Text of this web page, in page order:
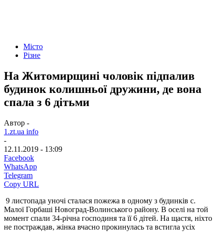
Місто
Різне
На Житомирщині чоловік підпалив
будинок колишньої дружини, де вона
спала з 6 дітьми
Автор -
1.zt.ua info
-
12.11.2019 - 13:09
Facebook
WhatsApp
Telegram
Copy URL
9 листопада уночі сталася пожежа в одному з будинків с.
Малої Горбаші Новоград-Волинського району. В оселі на той
момент спали 34-річна господиня та її 6 дітей. На щастя, ніхто
не постраждав, жінка вчасно прокинулась та встигла усіх